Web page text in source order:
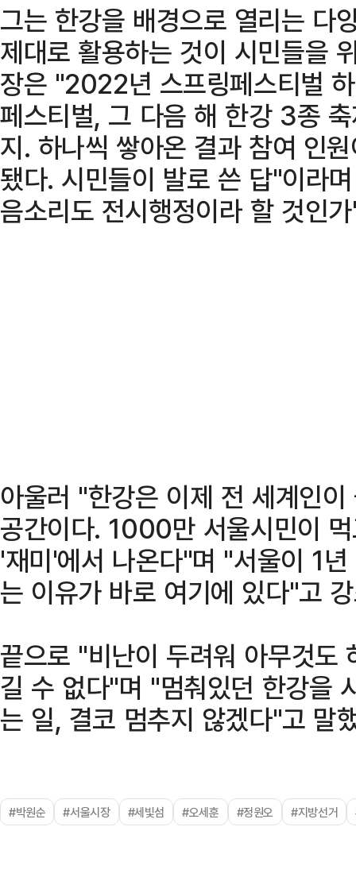
그는 한강을 배경으로 열리는 다
제대로 활용하는 것이 시민들을
장은 "2022년 스프링페스티벌
페스티벌, 그 다음 해 한강 3종
지. 하나씩 쌓아온 결과 참여 인
됐다. 시민들이 발로 쓴 답"이라
음소리도 전시행정이라 할 것인
아울러 "한강은 이제 전 세계인
공간이다. 1000만 서울시민이
'재미'에서 나온다"며 "서울이 1
는 이유가 바로 여기에 있다"고
끝으로 "비난이 두려워 아무것도
길 수 없다"며 "멈춰있던 한강을
는 일, 결코 멈추지 않겠다"고 말
#박원순 #서울시장 #세빛섬 #오세훈 #정원오 #지방선거